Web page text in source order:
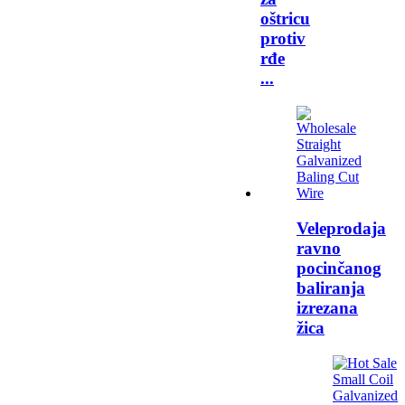
oštricu
protiv
rđe
...
Veleprodaja
ravno
pocinčanog
baliranja
izrezana
žica